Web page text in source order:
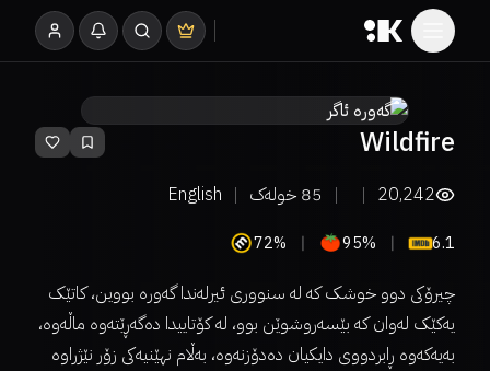
Wildfire
20,242
85 خولەک English
6.1
95%
72%
‎چیرۆکی دوو خوشک کە لە سنووری ئیرلەندا گەورە بووین، کاتێک
یەکێک لەوان کە بێسەروشوێن بوو، لە کۆتاییدا دەگەڕێتەوە ماڵەوە،
بەیەکەوە ڕابردووی دایکیان دەدۆزنەوە، بەڵام نهێنیەکی زۆر نێژراوە